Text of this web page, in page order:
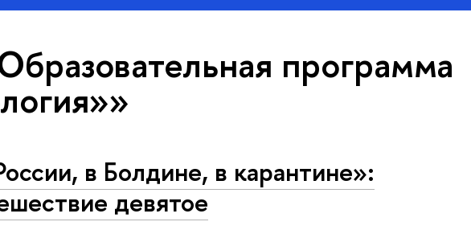
программа
в Болдине, в карантине»:
девятое